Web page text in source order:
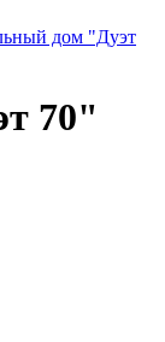
дом "Дуэт
70"